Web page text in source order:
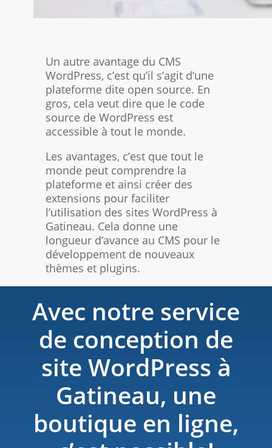
Un autre avantage du CMS
WordPress, c’est qu’il s’agit d’une
plateforme dite open source. En
gros, cela veut dire que le code
source de WordPress est
accessible à tout le monde.
Les avantages, c’est que tout le
monde peut comprendre la
plateforme et ainsi créer des
extensions pour faciliter
l’utilisation des sites WordPress à
Gatineau. Cela donne une
longueur d’avance au CMS pour le
développement de nouveaux
thèmes et plugins.
Avec notre service
de conception de
site WordPress à
Gatineau​, une
boutique en ligne,